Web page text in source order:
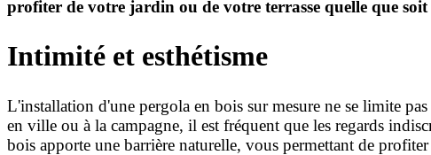
profiter de votre jardin ou de votre terrasse quelle que soit
Intimité et esthétisme
L'installation d'une pergola en bois sur mesure ne se limite
en ville ou à la campagne, il est fréquent que les regards
bois apporte une barrière naturelle, vous permettant de